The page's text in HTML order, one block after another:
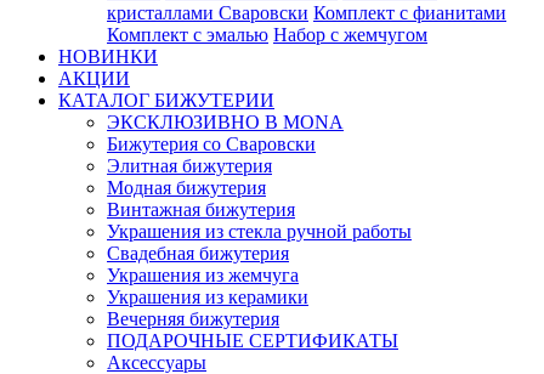
кристаллами Сваровски Комплект с фианитами
Комплект с эмалью Набор с жемчугом
НОВИНКИ
АКЦИИ
КАТАЛОГ БИЖУТЕРИИ
ЭКСКЛЮЗИВНО В MONA
Бижутерия со Сваровски
Элитная бижутерия
Модная бижутерия
Винтажная бижутерия
Украшения из стекла ручной работы
Свадебная бижутерия
Украшения из жемчуга
Украшения из керамики
Вечерняя бижутерия
ПОДАРОЧНЫЕ СЕРТИФИКАТЫ
Аксессуары